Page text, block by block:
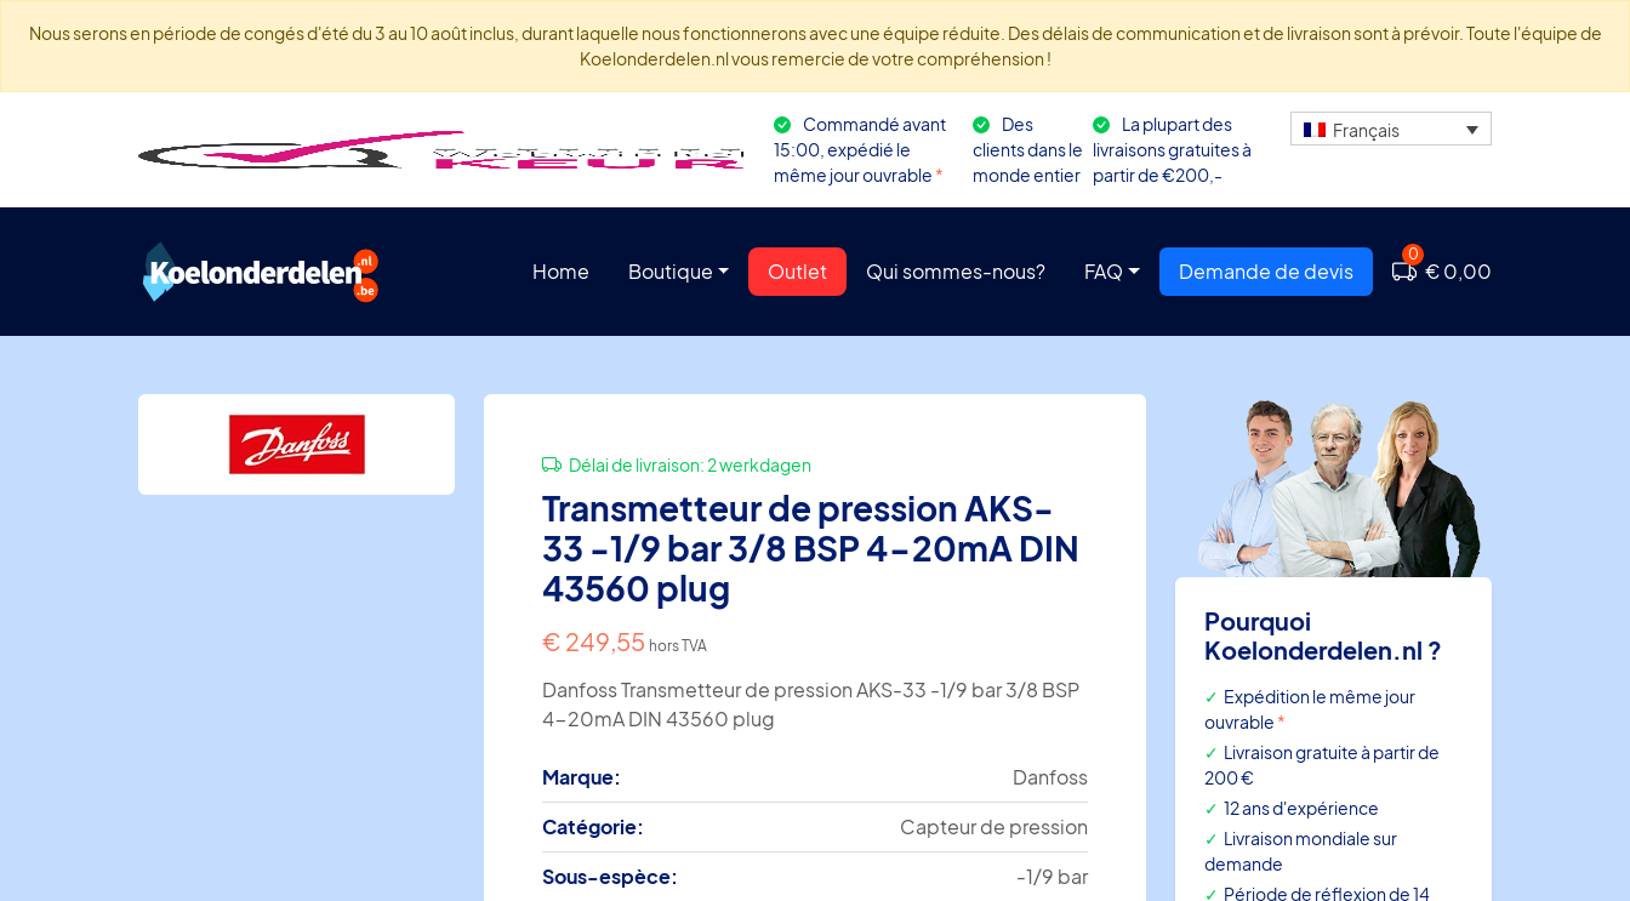
Nous serons en période de congés d'été du 3 au 10 août inclus, durant laquelle nous fonctionnerons avec une équipe réduite. Des délais de communication et de livraison sont à prévoir. Toute l'équipe de
Koelonderdelen.nl vous remercie de votre compréhension !
Commandé avant
15:00, expédié le
même jour ouvrable *
Des
clients dans le
monde entier
La plupart des
livraisons gratuites à
partir de €200,-
Français
Home Boutique Outlet Qui sommes-nous? FAQ Demande de devis
0
€ 0,00
Délai de livraison:2 werkdagen
Transmetteur de pression AKS-
33 -1/9 bar 3/8 BSP 4-20mA DIN
43560 plug
€ 249,55 hors TVA
Danfoss Transmetteur de pression AKS-33 -1/9 bar 3/8 BSP
4-20mA DIN 43560 plug
Marque:
Danfoss
Catégorie:
Capteur de pression
Sous-espèce:
-1/9 bar
Pourquoi
Koelonderdelen.nl ?
Expédition le même jour
ouvrable *
Livraison gratuite à partir de
200 €
12 ans d'expérience
Livraison mondiale sur
demande
Période de réflexion de 14